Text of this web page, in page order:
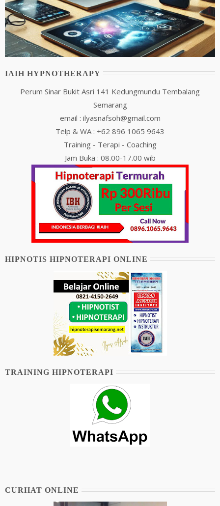
IAIH HYPNOTHERAPY
Perum Sinar Bukit Asri 141 Kedungmundu Tembalang
Semarang
email : ilyasnafsoh@gmail.com
Telp & WA : +62 896 1065 9643
Training - Terapi - Coaching
Jam Buka : 08.00-17.00 wib
HIPNOTIS HIPNOTERAPI ONLINE
TRAINING HIPNOTERAPI
CURHAT ONLINE